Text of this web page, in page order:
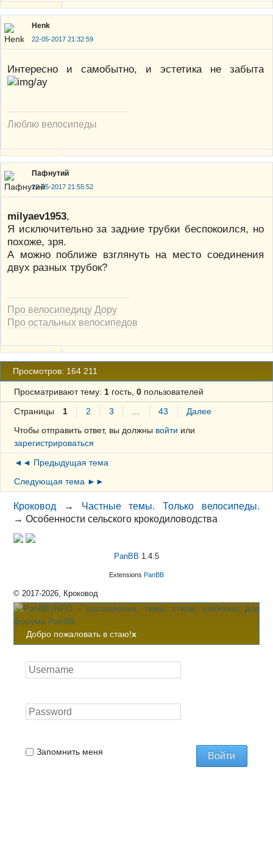
Henk
22-05-2017 21:32:59
Интересно и самобытно, и эстетика не забыта
Люблю велосипеды
Пафнутий
22-05-2017 21:55:52
milyaev1953,
Я исключительно за задние трубки беспокоился, но
похоже, зря.
А можно поближе взглянуть на место соединения
двух разных трубок?
Про велосипедицу Дору
Про остальных велосипедов
Просмотров: 164 211
Просматривают тему: 1гость, 0пользователей
Страницы 1 2 3 43
Далее
Чтобы отправить ответ, вы должны войти или
зарегистрироваться
◄◄ Предыдущая тема
Следующая тема ►►
Кроковод → Частные темы. Только велосипеды.
→Особенности сельского крокодиловодства
PanBB 1.4.5
Extensions PanBB
© 2017-2026, Кроковод
Добро пожаловать в стаю!x
Запомнить меня